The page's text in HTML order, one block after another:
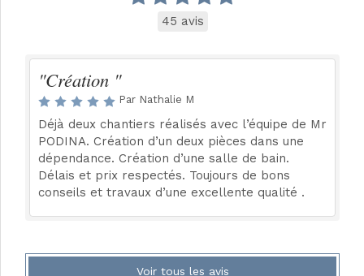
45 avis
"Création "
Par Nathalie M
Déjà deux chantiers réalisés avec l’équipe de Mr
PODINA. Création d’un deux pièces dans une
dépendance. Création d’une salle de bain.
Délais et prix respectés. Toujours de bons
conseils et travaux d’une excellente qualité .
Voir tous les avis